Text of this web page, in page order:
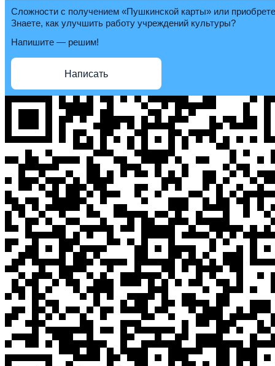
Сложности с получением «Пушкинской карты» или
Знаете, как улучшить работу учреждений культуры?
Напишите — решим!
Написать